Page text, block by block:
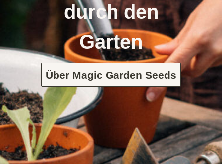
durch den
Garten
Über Magic Garden Seeds